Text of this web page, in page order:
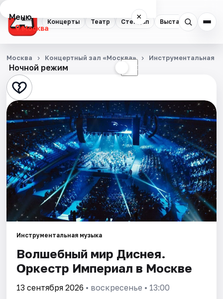
Концерты Театр Стендап Выставки
Меню ×
Москва
Концерты
Театр
Стендап
Выставки
Квесты
Экскурсии
Спорт
События
Города
Площадки
Артисты
Ночной режим ☾
Москва Концертный зал «Москва» Инструментальная
Инструментальная музыка
Волшебный мир Диснея.
Оркестр Империал в Москве
13 сентября 2026 • воскресенье • 13:00